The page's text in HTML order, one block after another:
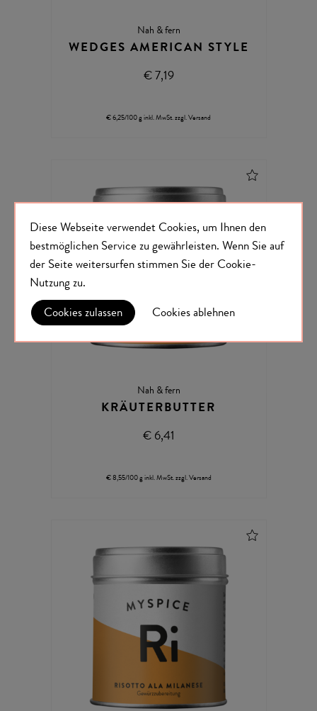
Diese Webseite verwendet Cookies, um Ihnen den
bestmöglichen Service zu gewährleisten. Wenn Sie auf
der Seite weitersurfen stimmen Sie der Cookie-
Nutzungzu.
Cookies zulassen
Cookies ablehnen
Nah & fern
WEDGES AMERICAN STYLE
€ 7,19
€ 6,25/100 g inkl. MwSt.zzgl.Versand
Nah & fern
KRÄUTERBUTTER
€ 6,41
€ 8,55/100 g inkl. MwSt.zzgl.Versand